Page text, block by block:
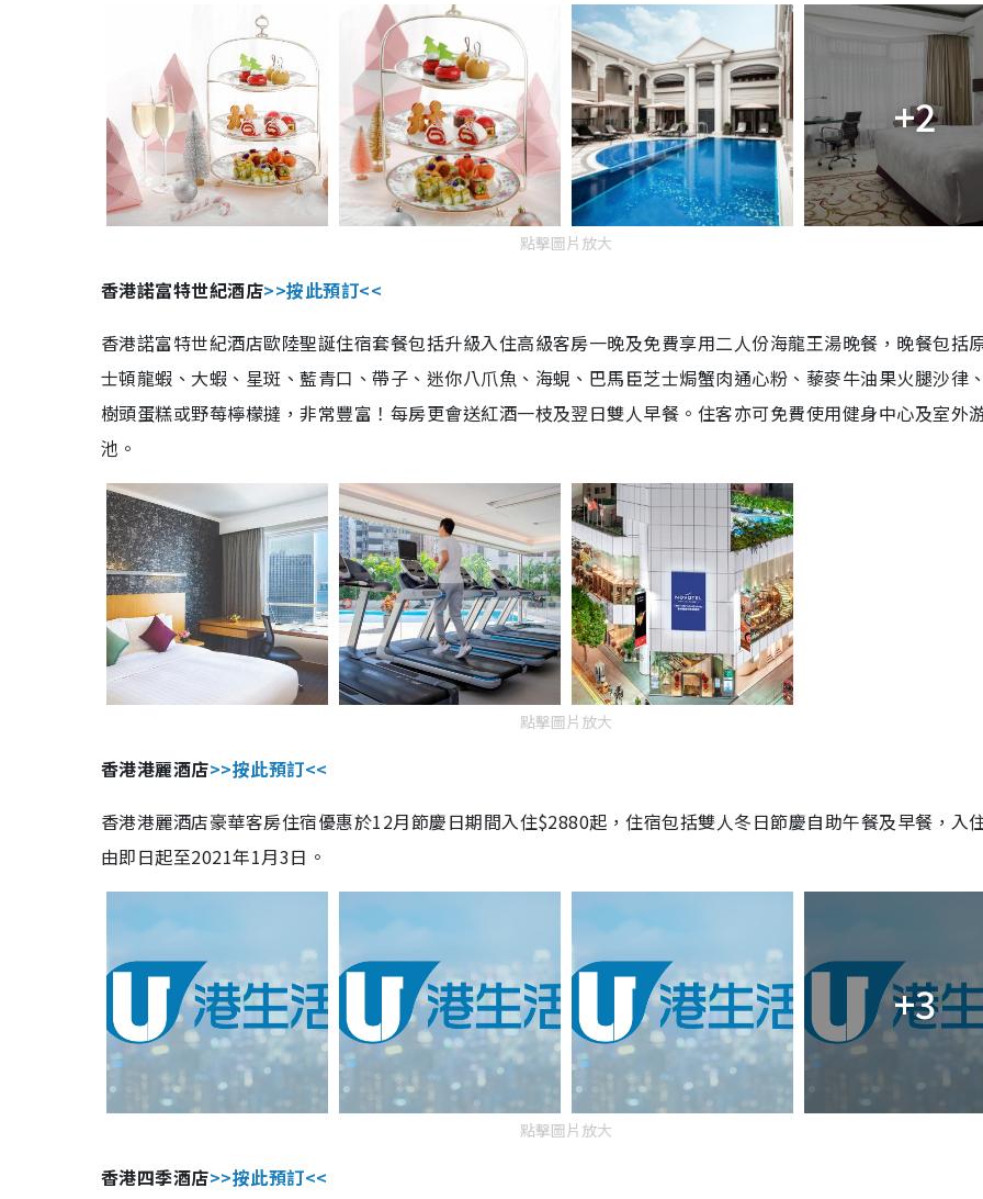
+2
點擊圖片放大
香港諾富特世紀酒店>>按此預訂<<
香港諾富特世紀酒店歐陸聖誕住宿套餐包括升級入住高級客房一晚及免費享用二人份海龍王湯晚餐，晚餐包括
士頓龍蝦、大蝦、星斑、藍青口、帶子、迷你八爪魚、海蜆、巴馬臣芝士焗蟹肉通心粉、藜麥牛油果火腿沙律
樹頭蛋糕或野莓檸檬撻，非常豐富！每房更會送紅酒一枝及翌日雙人早餐。住客亦可免費使用健身中心及室外
池。
點擊圖片放大
香港港麗酒店>>按此預訂<<
香港港麗酒店豪華客房住宿優惠於12月節慶日期間入住$2880起，住宿包括雙人冬日節慶自助午餐及早餐，入
由即日起至2021年1月3日。
+3
點擊圖片放大
香港四季酒店>>按此預訂<<